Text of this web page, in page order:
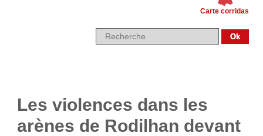
Carte corridas
Les violences dans les
arènes de Rodilhan devant